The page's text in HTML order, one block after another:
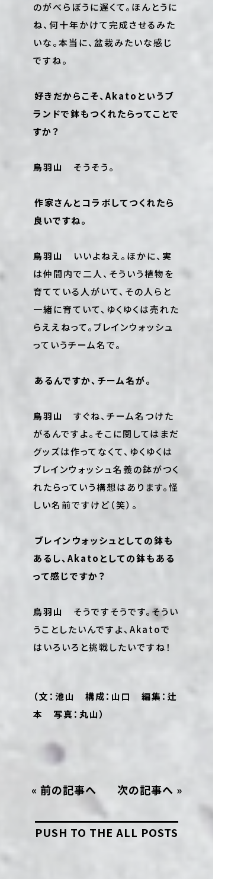
のがべらぼうに遅くて。ほんとうに
ね、何十年かけて完成させるみた
いな。本当に、盆栽みたいな感じ
ですね。
――好きだからこそ、Akatoというブ
ランドで鉢もつくれたらってことで
すか？
鳥羽山 そうそう。
――作家さんとコラボしてつくれたら
良いですね。
鳥羽山 いいよねえ。ほかに、実
は仲間内で二人、そういう植物を
育てている人がいて、その人らと
一緒に育ていて、ゆくゆくは売れた
らええねって。ブレインウォッシュ
っていうチーム名で。
――あるんですか、チーム名が。
鳥羽山 すぐね、チーム名つけた
がるんですよ。そこに関してはまだ
グッズは作ってなくて、ゆくゆくは
ブレインウォッシュ名義の鉢がつく
れたらっていう構想はあります。怪
しい名前ですけど（笑）。
――ブレインウォッシュとしての鉢も
あるし、Akatoとしての鉢もある
って感じですか？
鳥羽山 そうですそうです。そうい
うことしたいんですよ、Akatoで
はいろいろと挑戦したいですね！
（文：池山 構成：山口 編集：辻
本 写真：丸山）
« 前の記事へ 次の記事へ »
PUSH TO THE ALL POSTS